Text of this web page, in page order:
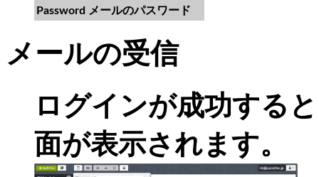
Password メールのパスワード
メールの受信
ログインが成功する
面が表示されます。